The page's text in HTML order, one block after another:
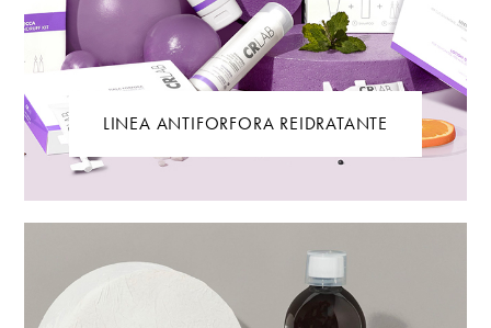
LINEA ANTIFORFORA REIDRATANTE